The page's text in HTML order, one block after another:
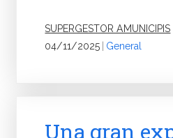
04/11/2025
SUPERGESTOR AMUNICIPIS
General
Una gran